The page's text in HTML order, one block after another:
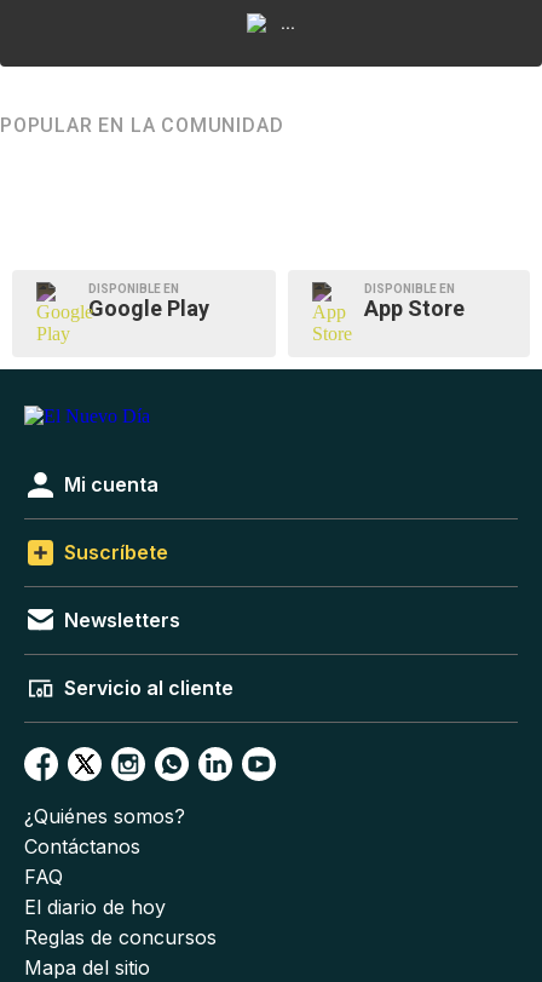
...
POPULAR EN LA COMUNIDAD
DISPONIBLE EN
Google Play
DISPONIBLE EN
App Store
Mi cuenta
Suscríbete
Newsletters
Servicio al cliente
¿Quiénes somos?
Contáctanos
FAQ
El diario de hoy
Reglas de concursos
Mapa del sitio